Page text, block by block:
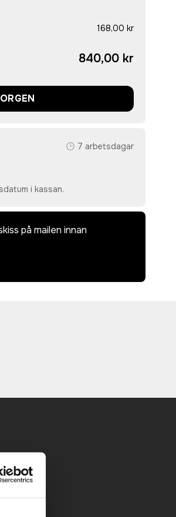
168,00 kr
840,00 kr
7 arbetsdagar
i kassan.
på mailen innan